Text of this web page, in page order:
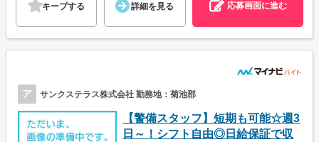
キープする 詳細を見る 応募画面に進む
ア サンクステラス株式会社 勤務地：菊池郡
【警備スタッフ】短期も可能☆週3
日～！シフト自由◎日給保証で収